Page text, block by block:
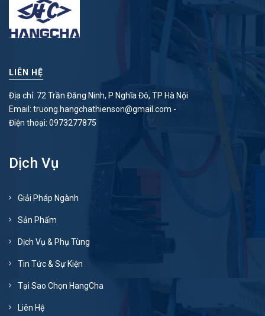
LIÊN HỆ
Địa chỉ: 72 Trần Đăng Ninh, P Nghĩa Đô, TP Hà Nội
Email: truong.hangchathienson@gmail.com -
Điện thoại: 0973277875
Dịch Vụ
Giải Pháp Ngành
Sản Phẩm
Dịch Vụ & Phụ Tùng
Tin Tức & Sự Kiện
Tại Sao Chọn HangCha
Liên Hệ